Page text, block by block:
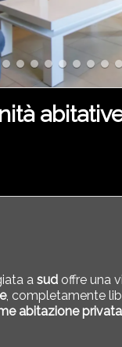
asud offre una
, completamente
abitazione privata